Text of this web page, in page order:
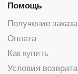
Помощь
Получение заказа
Оплата
Как купить
Условия возврата